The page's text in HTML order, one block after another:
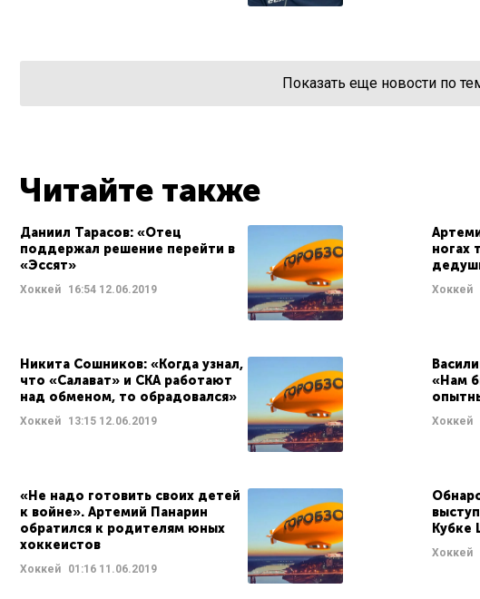
Показать еще новости по
Читайте также
Даниил Тарасов: «Отец
поддержал решение перейти в
«Эссят»
Хоккей 16:54 12.06.2019
ногах
Хоккей
Никита Сошников: «Когда узнал,
что «Салават» и СКА работают
над обменом, то обрадовался»
Хоккей 13:15 12.06.2019
«Нам
Хоккей
«Не надо готовить своих детей
к войне». Артемий Панарин
обратился к родителям юных
хоккеистов
Хоккей 01:16 11.06.2019
Кубке
Хоккей